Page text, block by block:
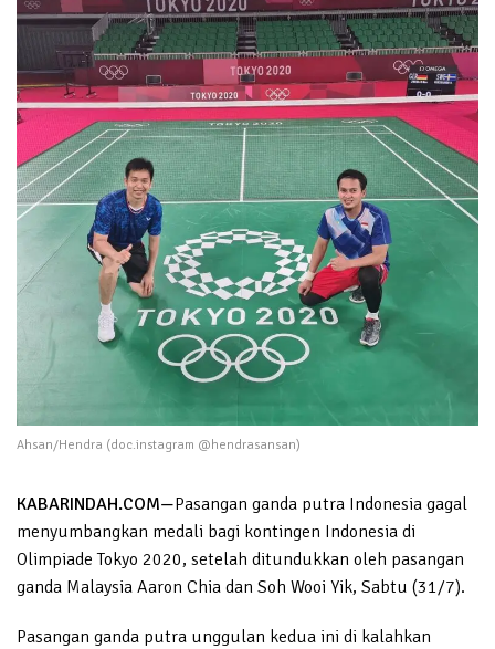
Ahsan/Hendra (doc.instagram @hendrasansan)
KABARINDAH.COM—Pasangan ganda putra Indonesia gagal
menyumbangkan medali bagi kontingen Indonesia di
Olimpiade Tokyo 2020, setelah ditundukkan oleh pasangan
ganda Malaysia Aaron Chia dan Soh Wooi Yik, Sabtu (31/7).
Pasangan ganda putra unggulan kedua ini di kalahkan